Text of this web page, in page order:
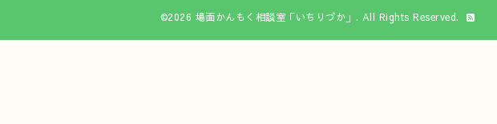
©2026 場面かんもく相談室「いちりづか」 . All Rights Reserved.